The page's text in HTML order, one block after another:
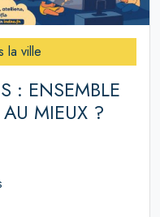
la ville
: ENSEMBLE
MIEUX ?